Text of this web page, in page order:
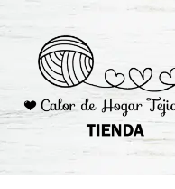
navegación
contenido
Inicio